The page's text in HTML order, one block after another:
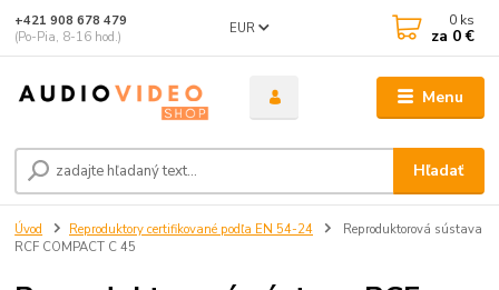
Menu
EUR
Hľadať
+421 908 678 479
(Po-Pia, 8-16 hod.)
0 ks
za 0 €
Úvod Reproduktory certifikované podľa EN 54-24
Reproduktorová sústava
RCF COMPACT C 45